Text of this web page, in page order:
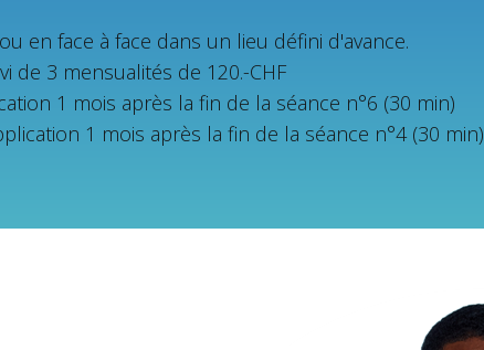
en face à face dans un lieu défini d'avance.
de 3 mensualités de 120.-CHF
1 mois après la fin de la séance n°6 (30 min)
1 mois après la fin de la séance n°4 (30 min)